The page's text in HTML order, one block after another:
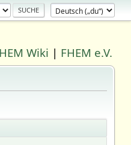
Wiki | FHEM e.V.